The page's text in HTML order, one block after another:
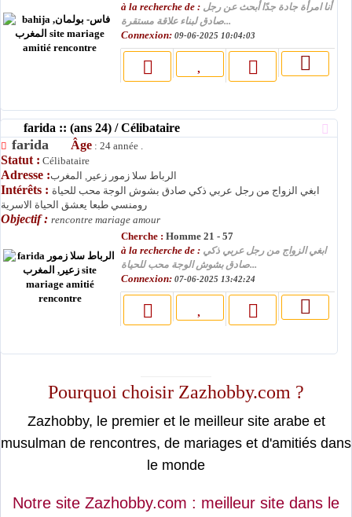
à la recherche de : أنا امرأة جادة جدًا أبحث عن رجل
صادق لبناء علاقة مستقرة...
Connexion: 09-06-2025 10:04:03
farida :: (ans 24) / Célibataire
farida Âge : 24 année .
Statut : Célibataire
Adresse :الرباط سلا زمور زعير, المغرب
Intérêts : ابغي الزواج من رجل عربي ذكي صادق بشوش الوجة محب للحياة
رومنسي طبعا يعشق الحياة الاسرية
Objectif : rencontre mariage amour
Cherche : Homme 21 - 57
à la recherche de : ابغي الزواج من رجل عربي ذكي
صادق بشوش الوجة محب للحياة...
Connexion: 07-06-2025 13:42:24
Pourquoi choisir Zazhobby.com ?
Zazhobby, le premier et le meilleur site arabe et
musulman de rencontres, de mariages et d'amitiés dans
le monde
Notre site Zazhobby.com : meilleur site dans le